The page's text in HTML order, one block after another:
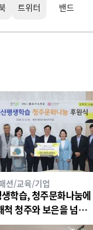
트위터 밴드
션/교육/기업
학습, 청주문화나눔에
척 청주와 보은을 넘어
교류’사업 후원